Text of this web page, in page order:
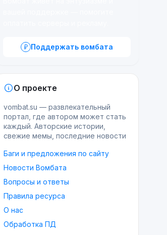
Поддержать вомбата
О проекте
vombat.su — развлекательный
портал, где автором может стать
каждый. Авторские истории,
свежие мемы, последние новости
Баги и предложения по сайту
Новости Вомбата
Вопросы и ответы
Правила ресурса
О нас
Обработка ПД